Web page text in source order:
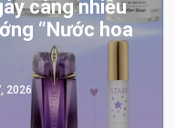
càng nhiều
“Nước hoa
2026